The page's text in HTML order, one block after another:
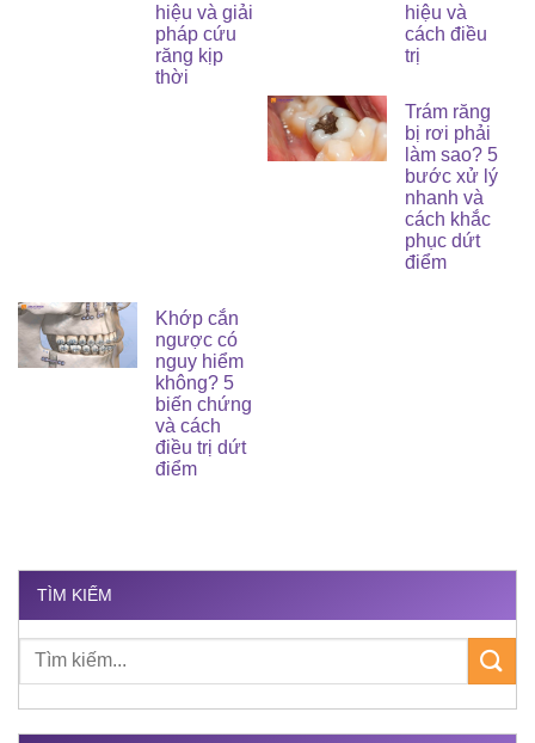
hiệu và giải
pháp cứu
răng kịp
thời
hiệu và
cách điều
trị
Trám răng
bị rơi phải
làm sao? 5
bước xử lý
nhanh và
cách khắc
phục dứt
điểm
Khớp cắn
ngược có
nguy hiểm
không? 5
biến chứng
và cách
điều trị dứt
điểm
TÌM KIẾM